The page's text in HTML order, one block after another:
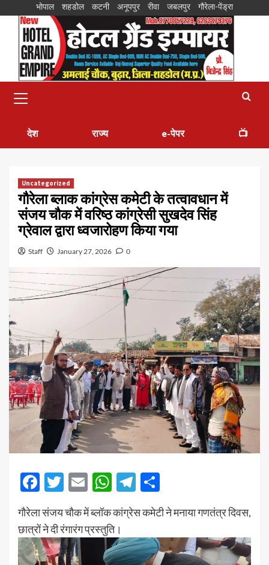
भोपाल शहडोल कटनी अनूपपुर रीवा जबलपुर गौरेला-पेंड्रा
देश राज्य e-पेपर 📺
Uncategorized
गौरेला ब्लाक कांग्रेस कमेटी के तत्वावधान में
संजय चौक में वरिष्ठ कांग्रेसी सुखदेव सिंह
ग्रेवाल द्वारा ध्वजारोहण किया गया
Staff January 27, 2026 0
Facebook
Twitter
EmailWhatsApp
Telegram
गौरेला संजय चौक में ब्लॉक कांग्रेस कमेटी ने मनाया गणतंत्र दिवस,
छात्रों ने दी रंगारंग प्रस्तुति।